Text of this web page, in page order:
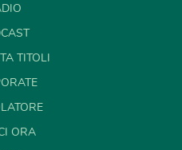
TITOLI
ORA